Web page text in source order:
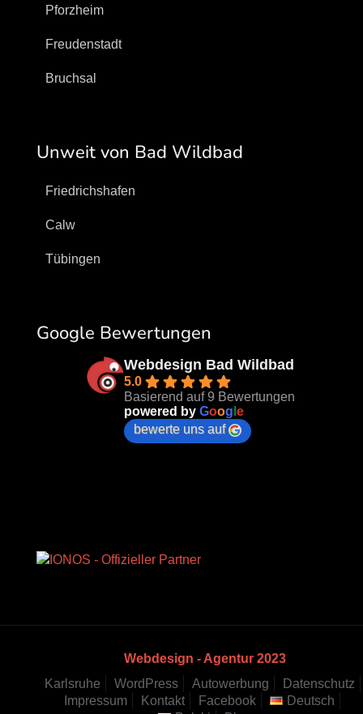
Pforzheim
Freudenstadt
Bruchsal
Unweit von Bad Wildbad
Friedrichshafen
Calw
Tübingen
Google Bewertungen
Webdesign Bad Wildbad
5.0
Basierend auf 9 Bewertungen
powered by Goog e
bewerte uns auf
Webdesign - Agentur 2023
Karlsruhe
WordPress Autowerbung
Datenschutz
Impressum
Kontakt Facebook
Deutsch